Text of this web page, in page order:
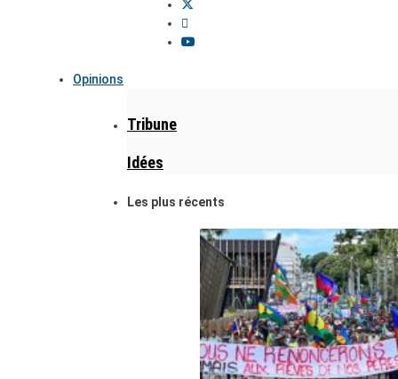
Opinions
Tribune
Idées
Les plus récents